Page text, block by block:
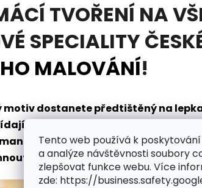
Tento web používá k
a analýze návštěvnosti soubory
zlepšovat funkce webu. Více
zde: https://
TVOŘENÍ NA
SPECIALITY
MALOVÁNÍ!
motiv dostanete předtištěný na
označením. K tomu vám
najednou. V sadě obdržíte
se do třpytivého světa zábavy?